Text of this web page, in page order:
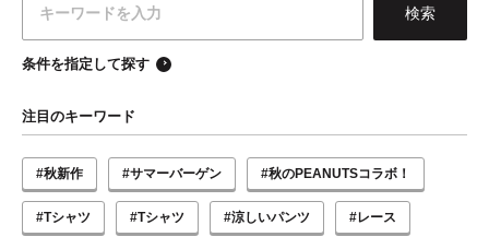
条件を指定して探す
注目のキーワード
#秋新作 #サマーバーゲン #秋のPEANUTSコラボ！
#Tシャツ #Tシャツ #涼しいパンツ #レース